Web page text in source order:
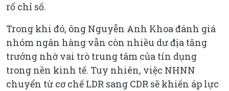
rổ chỉ số.
Trong khi đó, ông Nguyễn Anh Khoa đánh giá
nhóm ngân hàng vẫn còn nhiều dư địa tăng
trưởng nhờ vai trò trung tâm của tín dụng
trong nền kinh tế. Tuy nhiên, việc NHNN
chuyển từ cơ chế LDR sang CDR sẽ khiến áp lực